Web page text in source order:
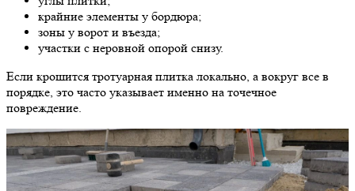
крайние элементы у бордюра;
зоны у ворот и въезда;
участки с неровной опорой снизу.
Если крошится тротуарная плитка локально, а вокруг все в
порядке, это часто указывает именно на точечное
повреждение.